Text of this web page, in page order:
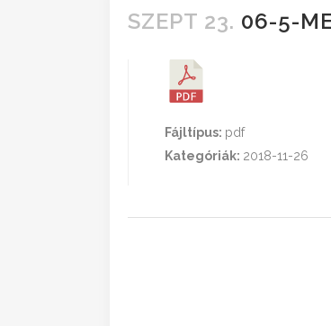
SZEPT 23. 06-5-
Fájltípus: pdf
Kategóriák: 2018-11-26